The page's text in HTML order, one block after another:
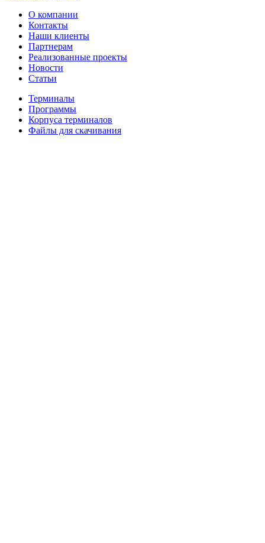
О компании
Контакты
Наши клиенты
Партнерам
Реализованные проекты
Новости
Статьи
Терминалы
Программы
Корпуса терминалов
Файлы для скачивания